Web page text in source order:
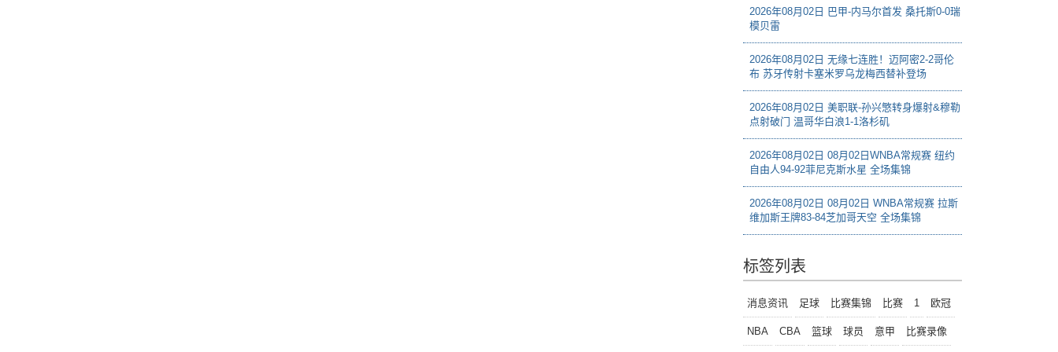
2026年08月02日 巴甲-内马尔首发 桑托斯0-0瑞
模贝雷
2026年08月02日 无缘七连胜！迈阿密2-2哥伦
布 苏牙传射卡塞米罗乌龙梅西替补登场
2026年08月02日 美职联-孙兴慜转身爆射&穆勒
点射破门 温哥华白浪1-1洛杉矶
2026年08月02日 08月02日WNBA常规赛 纽约
自由人94-92菲尼克斯水星 全场集锦
2026年08月02日 08月02日 WNBA常规赛 拉斯
维加斯王牌83-84芝加哥天空 全场集锦
标签列表
消息资讯 足球 比赛集锦 比赛 1 欧冠
NBA CBA 篮球 球员 意甲 比赛录像